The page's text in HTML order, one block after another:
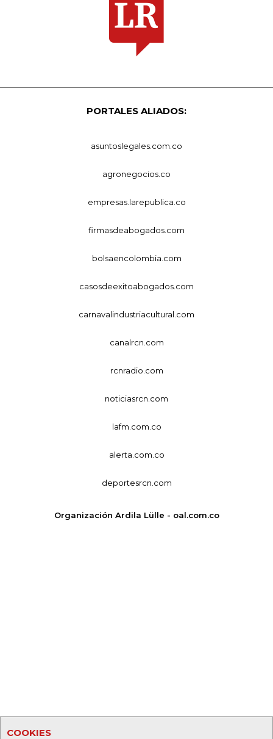
COOKIES
PORTALES ALIADOS:
asuntoslegales.com.co
agronegocios.co
empresas.larepublica.co
firmasdeabogados.com
bolsaencolombia.com
casosdeexitoabogados.com
carnavalindustriacultural.com
canalrcn.com
rcnradio.com
noticiasrcn.com
lafm.com.co
alerta.com.co
deportesrcn.com
Organización Ardila Lülle - oal.com.co